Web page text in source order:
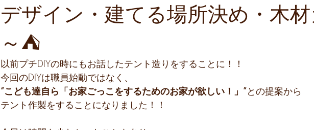
デザイン・建てる場所決め・木材
～⛺
以前プチDIYの時にもお話したテント造りをすることに！！
今回のDIYは職員始動ではなく、
“こども達自ら「お家ごっこをするためのお家が欲しい！」”との提案から
テント作製をすることになりました！！